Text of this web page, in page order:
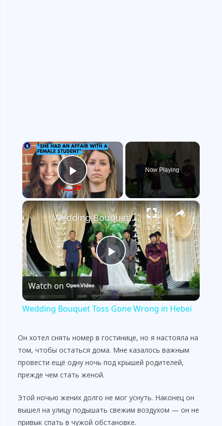
×
Play Video
Now Playing
×
P
l
y
i
Wedding Bouquet Toss Gone Wrong in Hebei
Watch on
Wedding Bouquet Toss Gone Wrong in Hebei
Он хотел снять номер в гостинице, но я настояла на
том, чтобы остаться дома. Мне казалось важным
провести ещё одну ночь под крышей родителей,
прежде чем стать женой.
Этой ночью жених долго не мог уснуть. Наконец он
вышел на улицу подышать свежим воздухом — он не
привык спать в чужой обстановке.